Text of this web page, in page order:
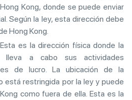
Kong, donde se puede enviar
Según la ley, esta dirección debe
Hong Kong.
es la dirección física donde la
lleva a cabo sus actividades
de lucro. La ubicación de la
está restringida por la ley y puede
como fuera de ella. Esta es la